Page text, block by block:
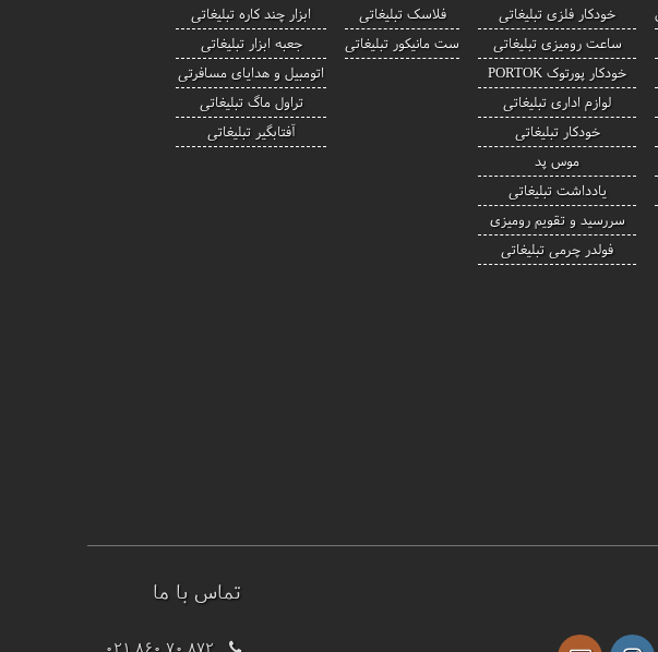
خودکار فلزی تبلیغاتی
ساعت رومیزی تبلیغاتی
خودکار پورتوک PORTOK
لوازم اداری تبلیغاتی
خودکار تبلیغاتی
موس پد
یادداشت تبلیغاتی
سررسید و تقویم رومیزی
فولدر چرمی تبلیغاتی
فلاسک تبلیغاتی
ست مانیکور تبلیغاتی
ابزار چند کاره تبلیغاتی
جعبه ابزار تبلیغاتی
اتومبیل و هدایای مسافرتی
تراول ماگ تبلیغاتی
آفتابگیر تبلیغاتی
تماس با ما